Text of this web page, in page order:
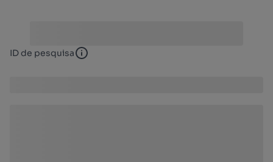
ID de pesquisa ID de pesquisa